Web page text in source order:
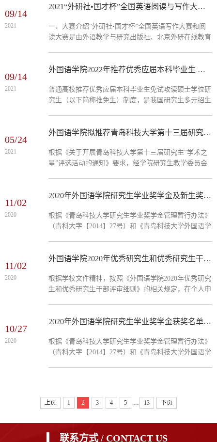
09/14
2021
2021“外研社•国才杯”全国英语阅读与写作大赛报名通知
一、大赛介绍“外研社•国才杯”全国英语写作大赛和阅
读大赛是由外语教学与研究出版社、北京外研在线教育
09/14
2021
外国语学院2022年推荐优秀应届本科毕业生 免试攻读硕士学位研究生工作实施细则
普通高校推荐优秀应届本科毕业生免试攻读硕士学位研
究生（以下简称推免生）制度，是我国研究生多元招生
05/24
2021
外国语学院拟推荐青岛科技大学第十三届研究生“学术之星”公 示
根据《关于开展青岛科技大学第十三届研究生“学术之
星”评选活动的通知》要求，经学院研究生教学委员会
11/02
2020
2020年外国语学院研究生学业奖学金及新生奖学金 获奖名单公示
根据《青岛科技大学研究生学业奖学金管理暂行办法》
（青科大字【2014】27号）和《青岛科技大学外国语学
11/02
2020
外国语学院2020年优秀研究生和优秀研究生干部获奖名单公示
根据学校文件精神，按照《外国语学院2020年优秀研究
生和优秀研究生干部评审细则》的相关规定，在个人申
10/27
2020
2020年外国语学院研究生学业奖学金获奖名单公示
根据《青岛科技大学研究生学业奖学金管理暂行办法》
（青科大字【2014】27号）和《青岛科技大学外国语学
上页 1 2 3 4 5 13 下页
联系方式 / CONTACT US